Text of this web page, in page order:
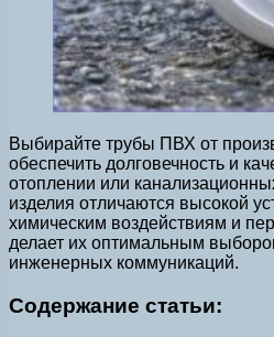
Выбирайте трубы ПВХ от
обеспечить долговечность и
отоплении или
изделия отличаются высокой
химическим воздействиям и
делает их оптимальным
инженерных коммуникаций.
Содержание статьи: